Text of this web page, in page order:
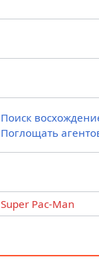
Поиск
Поглощать
Super Pac-Man